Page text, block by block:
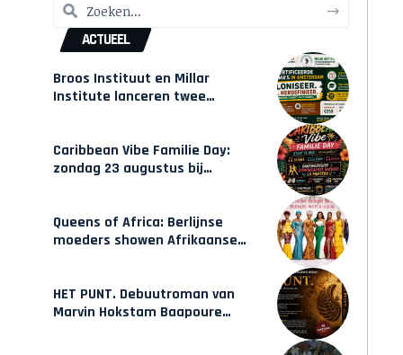
ACTUEEL
Broos Instituut en Millar
Institute lanceren twee
Caribbean Vibe Familie Day:
zondag 23 augustus bij
Queens of Africa: Berlijnse
moeders showen Afrikaanse
HET PUNT. Debuutroman van
Marvin Hokstam Baapoure